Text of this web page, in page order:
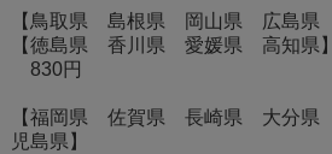
【鳥取県 島根県 岡山県 広島県
【徳島県 香川県 愛媛県 高知県】
830円
【福岡県 佐賀県 長崎県 大分
児島県】